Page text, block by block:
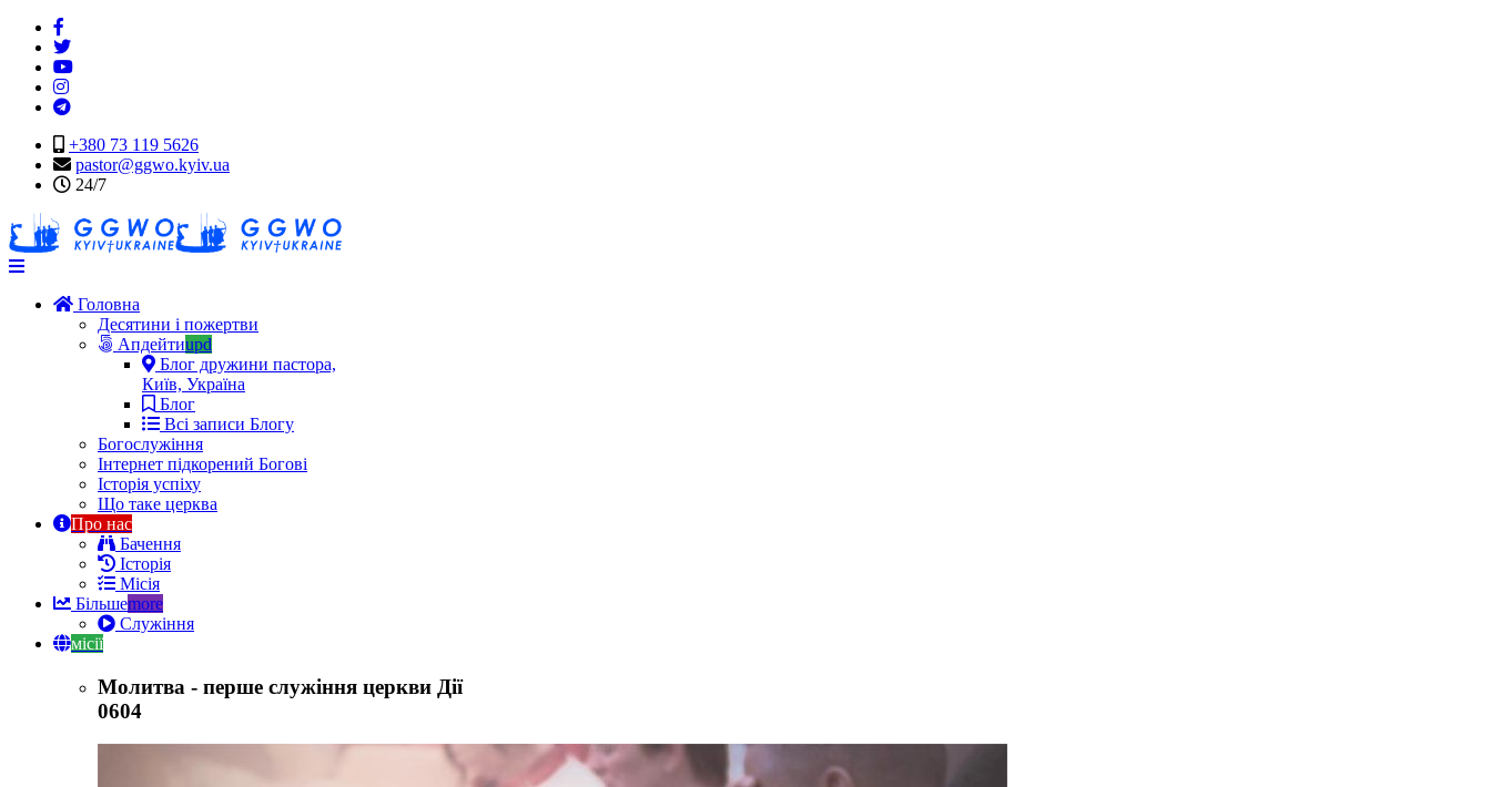
+380 73 119 5626
pastor@ggwo.kyiv.ua
24/7
Navigation
Головна
Десятини і пожертви
Апдейтиupd
Блог дружини пастора,
Київ, Україна
Блог
Всі записи Блогу
Богослужіння
Інтернет підкорений Богові
Історія успіху
Що таке церква
Про нас
Бачення
Історія
Місія
Більшеmore
Служіння
місії
Молитва - перше служіння церкви Дії
0604